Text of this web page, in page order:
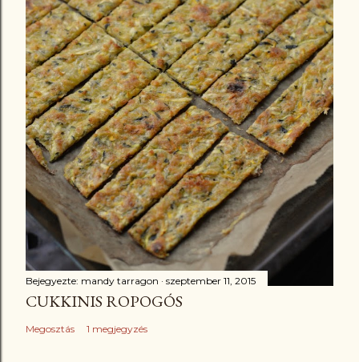
Bejegyezte: mandy tarragon szeptember 11, 2015
CUKKINIS ROPOGÓS
Megosztás 1 megjegyzés